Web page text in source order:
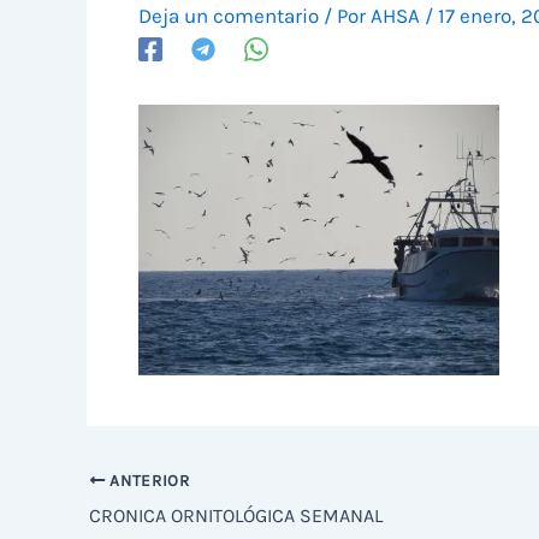
Deja un comentario / Por AHSA / 17 enero,
ANTERIOR
CRONICA ORNITOLÓGICA SEMANAL